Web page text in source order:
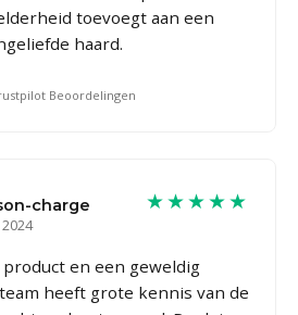
toevoegt aan een
haard.
Beoordelingen
charge
★★★★★
product en een geweldig
heeft grote kennis van de